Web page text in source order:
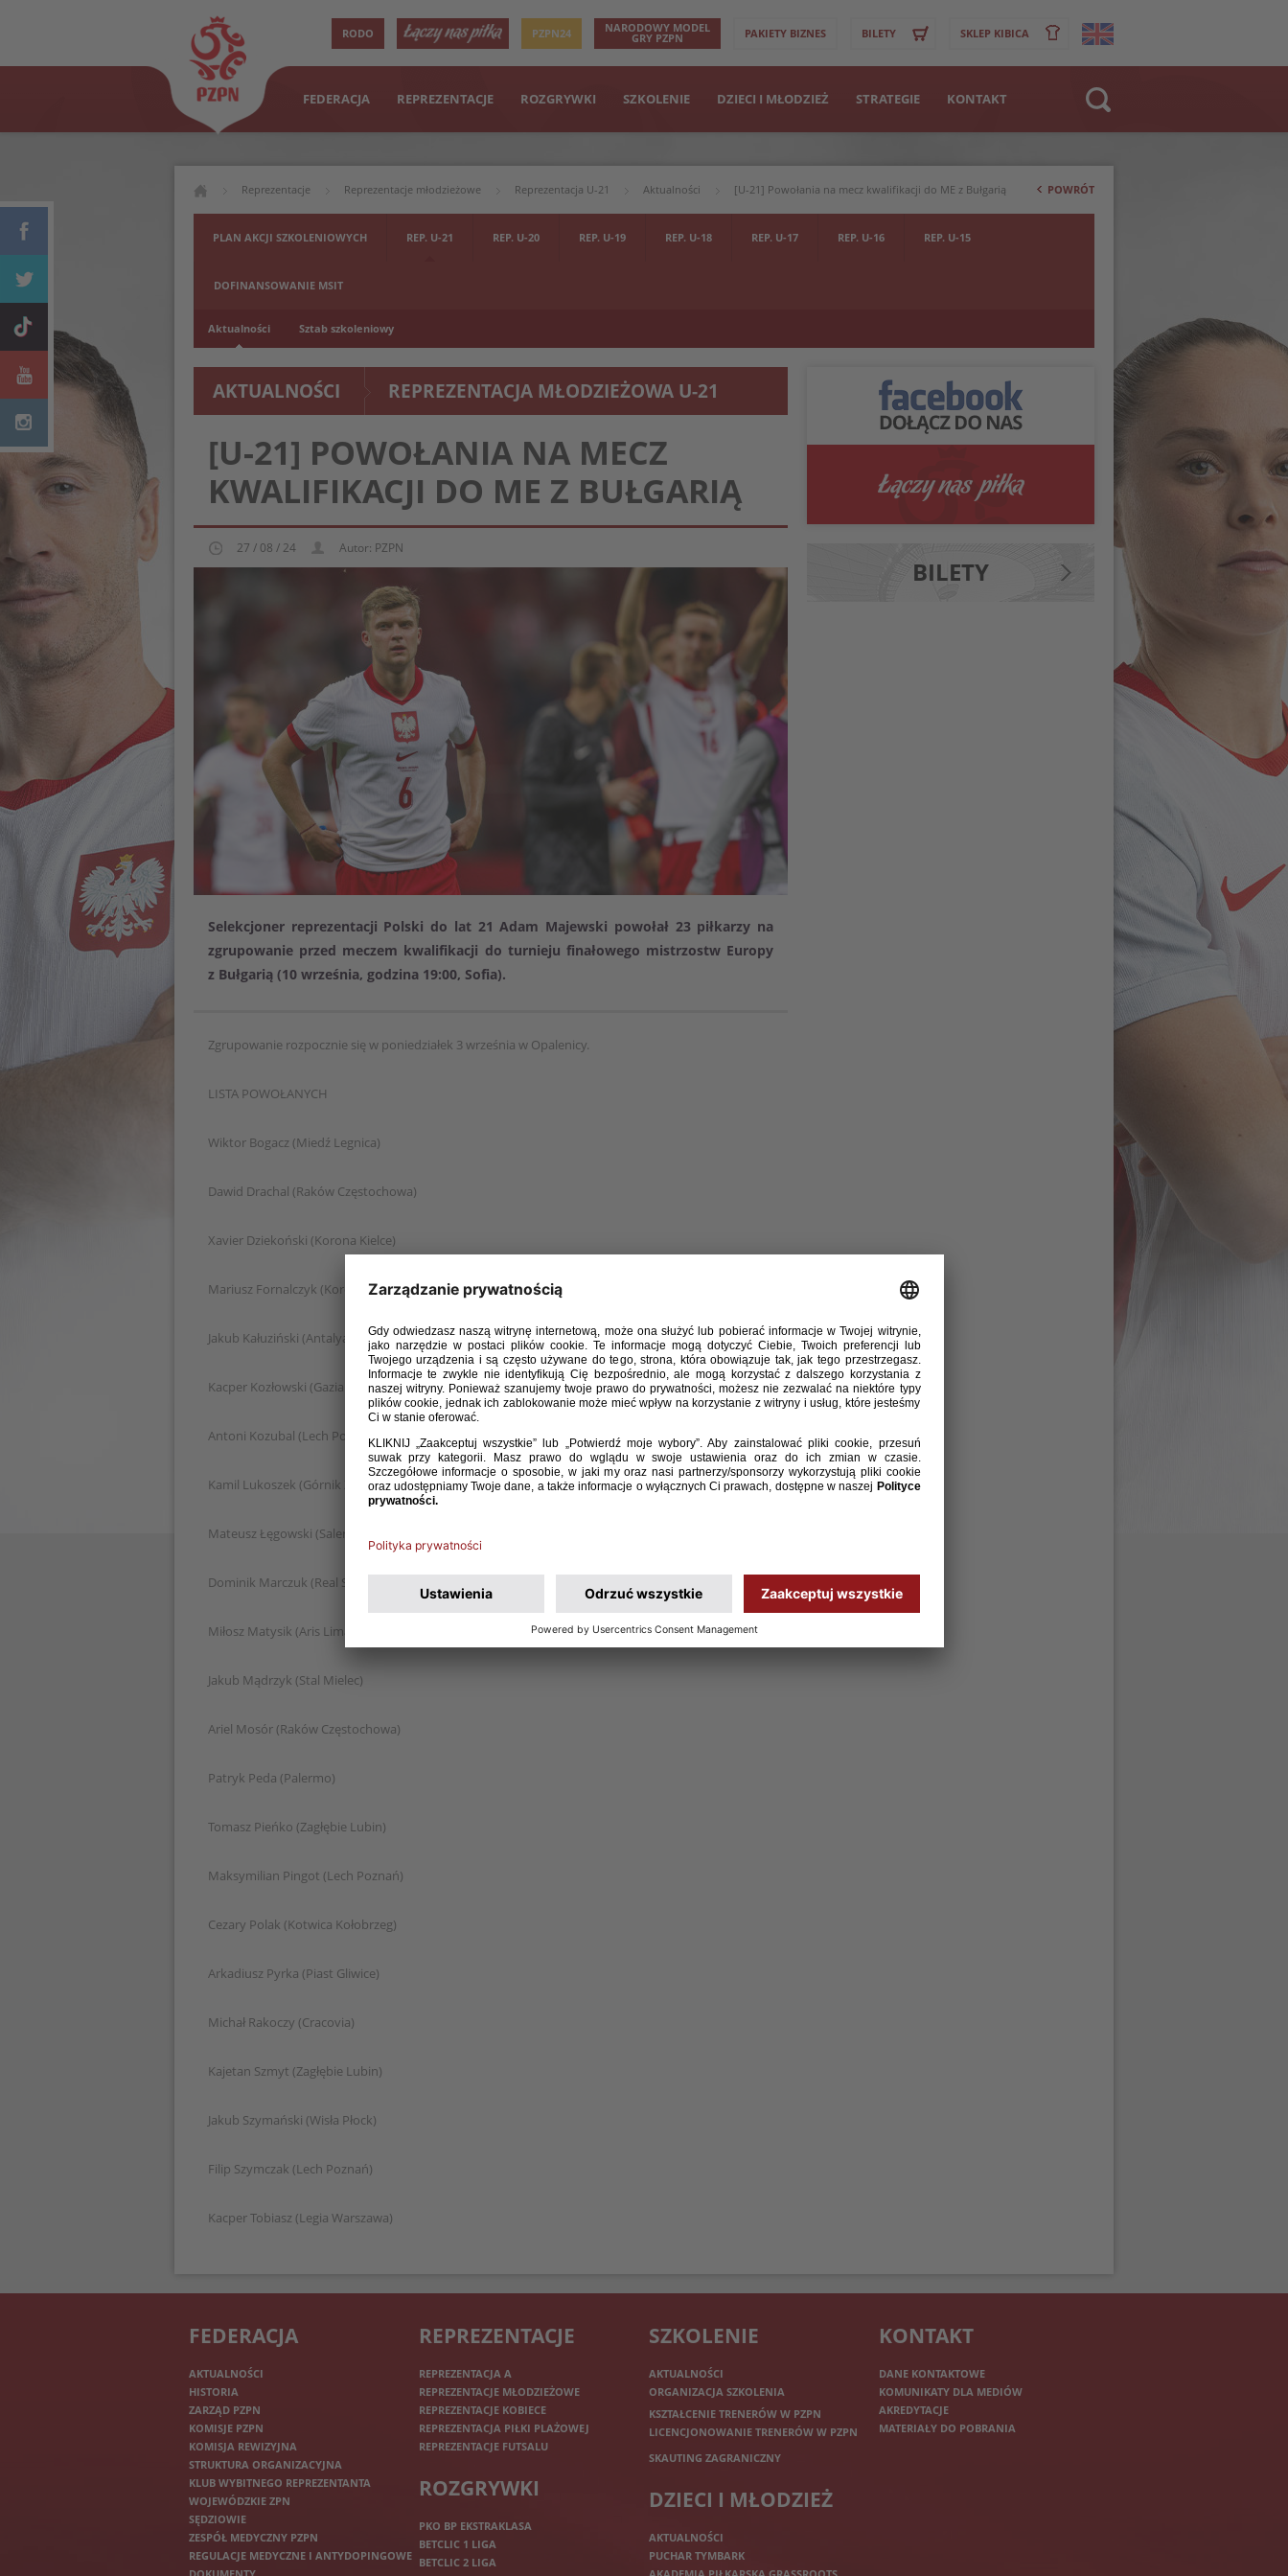
RODO PZPN24 NARODOWY MODEL
GRY PZPN PAKIETY BIZNES BILETY SKLEP KIBICA
FEDERACJA REPREZENTACJE ROZGRYWKI SZKOLENIE DZIECI I MŁODZIEŻ STRATEGIE KONTAKT
>
Strona WWW
Zawodnik
Reprezentacje Reprezentacje młodzieżowe Reprezentacja U-21 Aktualności [U-21] Powołania na mecz kwalifikacji do ME z Bułgarią POWRÓT
PLAN AKCJI SZKOLENIOWYCH REP. U-21 REP. U-20 REP. U-19 REP. U-18 REP. U-17 REP. U-16 REP. U-15
DOFINANSOWANIE MSIT
Aktualności Sztab szkoleniowy
AKTUALNOŚCI REPREZENTACJA MŁODZIEŻOWA U-21
[U-21] POWOŁANIA NA MECZ
KWALIFIKACJI DO ME Z BUŁGARIĄ
27 / 08 / 24 Autor: PZPN
Selekcjoner reprezentacji Polski do lat 21 Adam Majewski powołał 23 piłkarzy na
zgrupowanie przed meczem kwalifikacji do turnieju finałowego mistrzostw Europy
z Bułgarią (10 września, godzina 19:00, Sofia).
Zgrupowanie rozpocznie się w poniedziałek 3 września w Opalenicy.
LISTA POWOŁANYCH
Wiktor Bogacz (Miedź Legnica)
Dawid Drachal (Raków Częstochowa)
Xavier Dziekoński (Korona Kielce)
Mariusz Fornalczyk (Korona Kielce)
Jakub Kałuziński (Antalyaspor)
Kacper Kozłowski (Gaziantep FK)
Antoni Kozubal (Lech Poznań)
Kamil Lukoszek (Górnik Zabrze)
Mateusz Łęgowski (Salernitana)
Dominik Marczuk (Real Salt Lake)
Miłosz Matysik (Aris Limassol)
Jakub Mądrzyk (Stal Mielec)
Ariel Mosór (Raków Częstochowa)
Patryk Peda (Palermo)
Tomasz Pieńko (Zagłębie Lubin)
Maksymilian Pingot (Lech Poznań)
Cezary Polak (Kotwica Kołobrzeg)
Arkadiusz Pyrka (Piast Gliwice)
Michał Rakoczy (Cracovia)
Kajetan Szmyt (Zagłębie Lubin)
Jakub Szymański (Wisła Płock)
Filip Szymczak (Lech Poznań)
Kacper Tobiasz (Legia Warszawa)
BILETY
FEDERACJA
AKTUALNOŚCI
HISTORIA
ZARZĄD PZPN
KOMISJE PZPN
KOMISJA REWIZYJNA
STRUKTURA ORGANIZACYJNA
KLUB WYBITNEGO REPREZENTANTA
WOJEWÓDZKIE ZPN
SĘDZIOWIE
ZESPÓŁ MEDYCZNY PZPN
REGULACJE MEDYCZNE I ANTYDOPINGOWE
REPREZENTACJE
REPREZENTACJA A
REPREZENTACJE MŁODZIEŻOWE
REPREZENTACJE KOBIECE
REPREZENTACJA PIŁKI PLAŻOWEJ
REPREZENTACJE FUTSALU
ROZGRYWKI
PKO BP EKSTRAKLASA
BETCLIC 1 LIGA
BETCLIC 2 LIGA
SZKOLENIE
AKTUALNOŚCI
ORGANIZACJA SZKOLENIA
KSZTAŁCENIE TRENERÓW W PZPN
LICENCJONOWANIE TRENERÓW W PZPN
SKAUTING ZAGRANICZNY
DZIECI I MŁODZIEŻ
AKTUALNOŚCI
PUCHAR TYMBARK
KONTAKT
DANE KONTAKTOWE
KOMUNIKATY DLA MEDIÓW
AKREDYTACJE
MATERIAŁY DO POBRANIA